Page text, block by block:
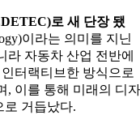
보
르
기
니
박
물
로 새 단장 됐
이라는 의미를 지닌
라 자동차 산업 전반에
터랙티브한 방식으로
, 이를 통해 미래의 디자
로 거듭났다.